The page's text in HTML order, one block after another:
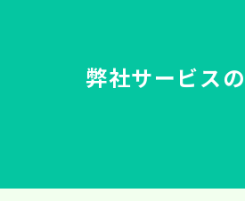
クライゼルの使
料金・プラン
弊社サービス